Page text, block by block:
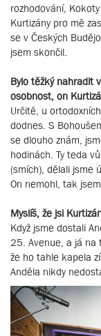
rozhodování,
Kurtizány pro mě
se v Českých
jsem skončil.
Bylo těžký nahradit
osobnost, on
Určitě, u
dodnes. S
se dlouho znám,
hodinách. Ty teda
(smích), dělali jsme
On nemohl, tak
Myslíš, že jsi
Když jsme dostali
25. Avenue, a já na
že ho tahle kapela
Anděla nikdy